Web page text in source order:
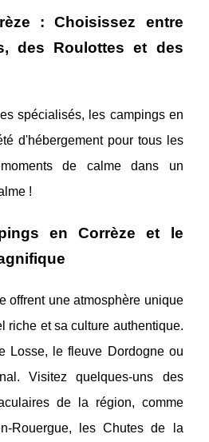
: Choisissez entre
des Roulottes et des
spécialisés, les campings en
d'hébergement pour tous les
de calme dans un
!
en Corrèze et le
offrent une atmosphère unique
riche et sa culture authentique.
Losse, le fleuve Dordogne ou
Visitez quelques-uns des
de la région, comme
Rouergue, les Chutes de la